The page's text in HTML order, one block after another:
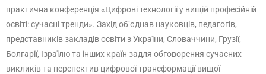
практична конференція «Цифрові технології у вищій професійній
освіті: сучасні тренди». Захід об’єднав науковців, педагогів,
представників закладів освіти з України, Словаччини, Грузії,
Болгарії, Ізраїлю та інших країн задля обговорення сучасних
викликів та перспектив цифрової трансформації вищої